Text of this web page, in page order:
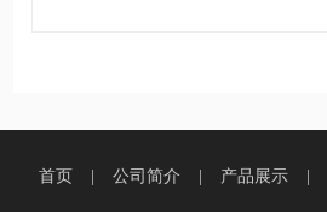
首页 | 公司简介 | 产品展示 |